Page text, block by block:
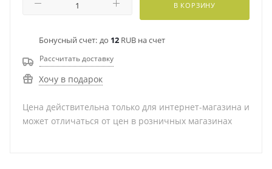
В КОРЗИНУ
Бонусный счет: до 12 RUB на счет
Рассчитать доставку
Хочу в подарок
Цена действительна только для интернет-магазина и
может отличаться от цен в розничных магазинах